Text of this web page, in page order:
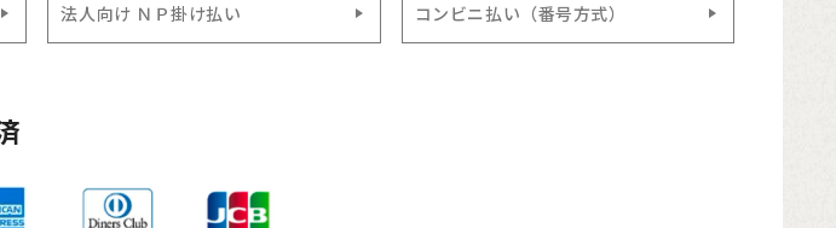
法人向け ＮＰ掛け払い コンビニ払い（番号方式）